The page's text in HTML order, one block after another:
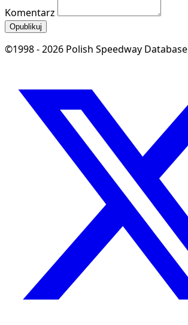
Komentarz
Opublikuj
©1998 - 2026 Polish Speedway Database